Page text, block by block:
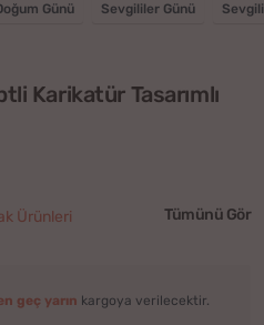
Günü Sevgililer Günü Sevgili
Karikatür Tasarımlı
Ürünleri Tümünü Gör
geç yarın kargoya verilecektir.